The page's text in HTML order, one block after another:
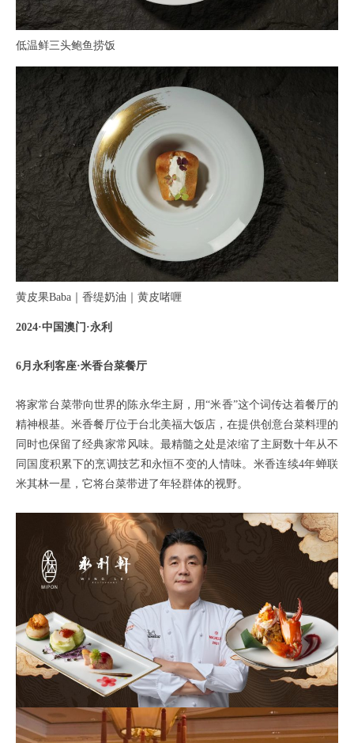
低温鲜三头鲍鱼捞饭
黄皮果Baba｜香缇奶油｜黄皮啫喱
2024·中国澳门·永利
6月永利客座·米香台菜餐厅
将家常台菜带向世界的陈永华主厨，用“米香”这个词传达着餐厅的
精神根基。米香餐厅位于台北美福大饭店，在提供创意台菜料理的
同时也保留了经典家常风味。最精髓之处是浓缩了主厨数十年从不
同国度积累下的烹调技艺和永恒不变的人情味。米香连续4年蝉联
米其林一星，它将台菜带进了年轻群体的视野。